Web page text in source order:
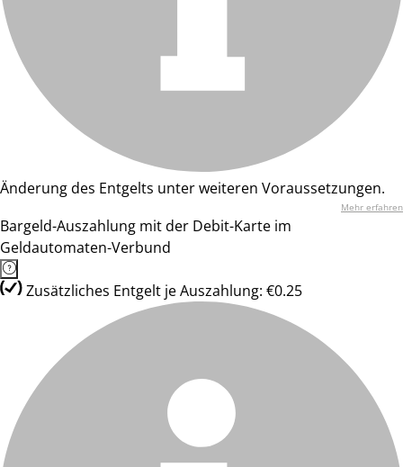
Änderung des Entgelts unter weiteren Voraussetzungen.
Mehr erfahren
Bargeld-Auszahlung mit der Debit-Karte im
Geldautomaten-Verbund
Zusätzliches Entgelt je Auszahlung: €0.25